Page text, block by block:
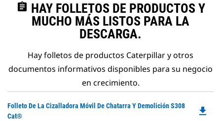
assignment HAY FOLLETOS DE PRODUCTOS Y
MUCHO MÁS LISTOS PARA LA
DESCARGA.
Hay folletos de productos Caterpillar y otros
documentos informativos disponibles para su negocio
en crecimiento.
Folleto De La Cizalladora Móvil De Chatarra Y Demolición S308
Cat®
file_download